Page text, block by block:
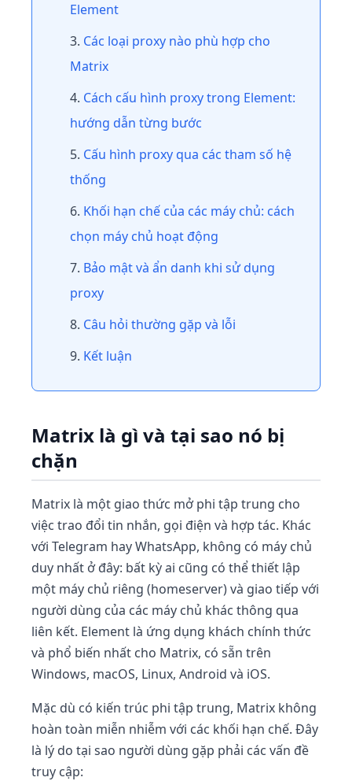
Element
Các loại proxy nào phù hợp cho
Matrix
Cách cấu hình proxy trong Element:
hướng dẫn từng bước
Cấu hình proxy qua các tham số hệ
thống
Khối hạn chế của các máy chủ: cách
chọn máy chủ hoạt động
Bảo mật và ẩn danh khi sử dụng
proxy
Câu hỏi thường gặp và lỗi
Kết luận
Matrix là gì và tại sao nó bị
chặn
Matrix là một giao thức mở phi tập trung cho
việc trao đổi tin nhắn, gọi điện và hợp tác. Khác
với Telegram hay WhatsApp, không có máy chủ
duy nhất ở đây: bất kỳ ai cũng có thể thiết lập
một máy chủ riêng (homeserver) và giao tiếp với
người dùng của các máy chủ khác thông qua
liên kết. Element là ứng dụng khách chính thức
và phổ biến nhất cho Matrix, có sẵn trên
Windows, macOS, Linux, Android và iOS.
Mặc dù có kiến trúc phi tập trung, Matrix không
hoàn toàn miễn nhiễm với các khối hạn chế. Đây
là lý do tại sao người dùng gặp phải các vấn đề
truy cập: